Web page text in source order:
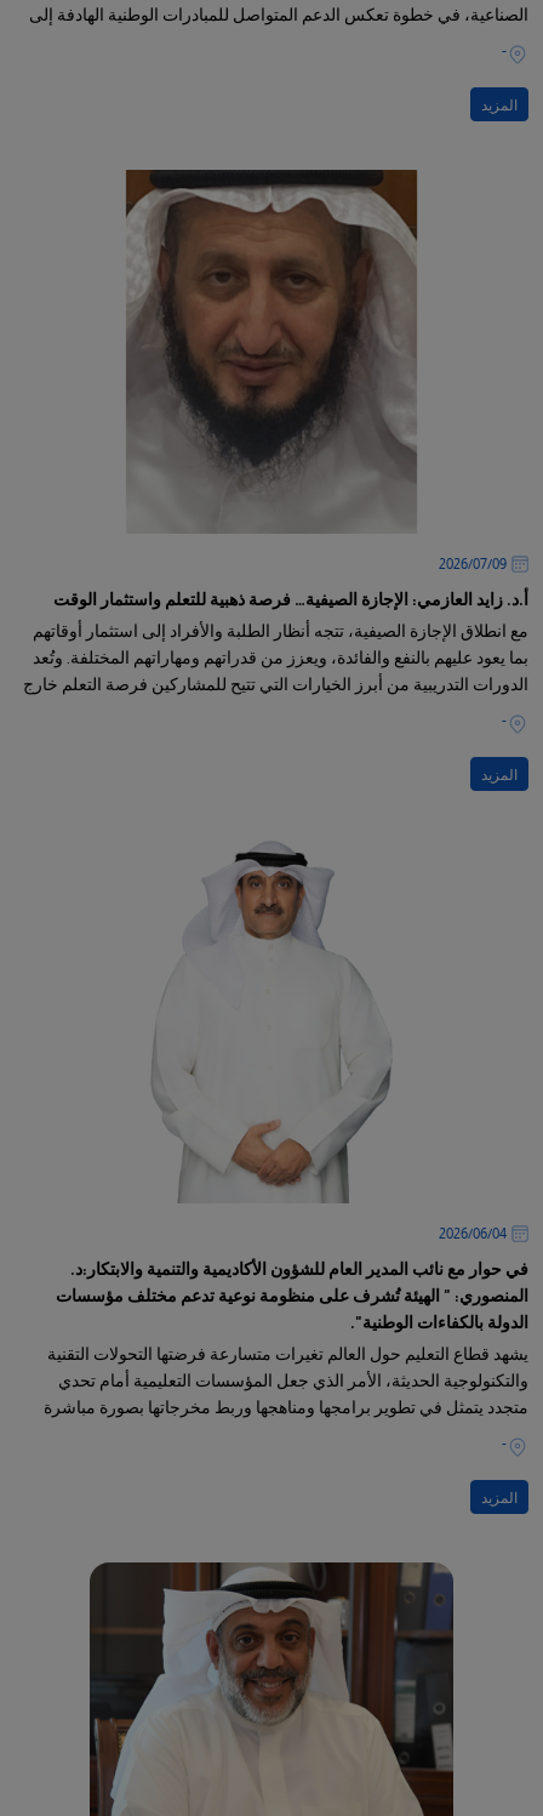
الصناعية، في خطوة تعكس الدعم المتواصل للمبادرات الوطنية الهادفة إلى
تعزيز الابتكار وريادة الأعمال، وتمكين الخريجين من تحويل أفكارهم إلى
مشاريع ناجحة ومستدامة.
-
المزيد
09‏/07‏/2026
أ.د. زايد العازمي: الإجازة الصيفية… فرصة ذهبية للتعلم واستثمار الوقت
مع انطلاق الإجازة الصيفية، تتجه أنظار الطلبة والأفراد إلى استثمار أوقاتهم
بما يعود عليهم بالنفع والفائدة، ويعزز من قدراتهم ومهاراتهم المختلفة. وتُعد
الدورات التدريبية من أبرز الخيارات التي تتيح للمشاركين فرصة التعلم خارج
القاعات الدراسية، واكتساب خبرات ومعارف جديدة تسهم في صقل
شخصياتهم وتطوير مهاراتهم.
-
المزيد
04‏/06‏/2026
في حوار مع نائب المدير العام للشؤون الأكاديمية والتنمية والابتكار:د.
المنصوري: " الهيئة تُشرف على منظومة نوعية تدعم مختلف مؤسسات
الدولة بالكفاءات الوطنية".
يشهد قطاع التعليم حول العالم تغيرات متسارعة فرضتها التحولات التقنية
والتكنولوجية الحديثة، الأمر الذي جعل المؤسسات التعليمية أمام تحدي
متجدد يتمثل في تطوير برامجها ومناهجها وربط مخرجاتها بصورة مباشرة
باحتياجات سوق العمل ومتطلبات الدولة المستقبلية
-
المزيد